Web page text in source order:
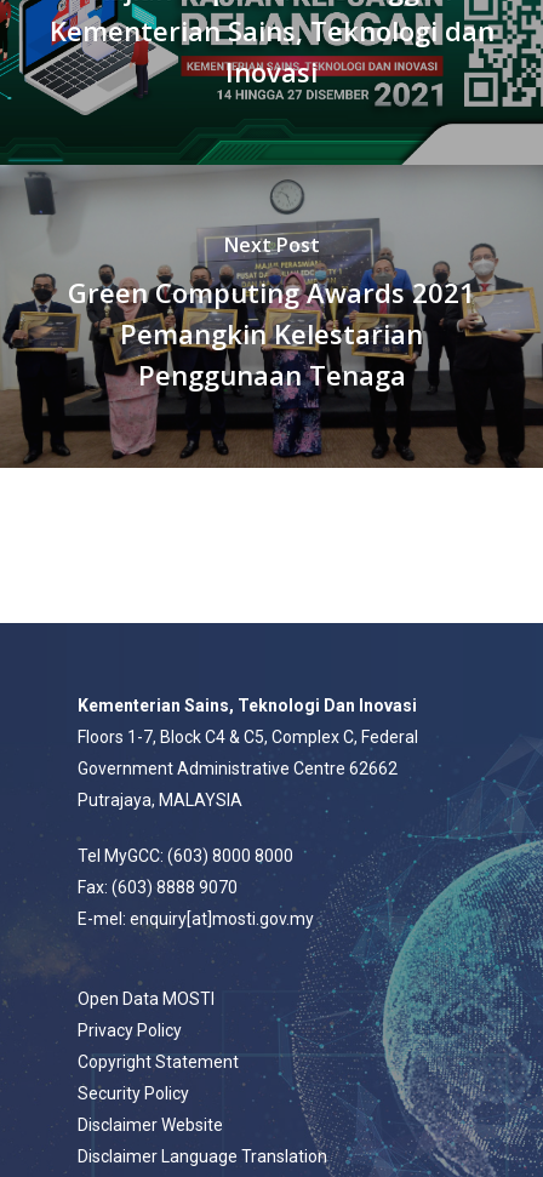
Kementerian Sains, Teknologi dan
Inovasi
Next Post
Green Computing Awards 2021
Pemangkin Kelestarian
Penggunaan Tenaga
Kementerian Sains, Teknologi Dan Inovasi
Floors 1-7, Block C4 & C5, Complex C, Federal
Government Administrative Centre 62662
Putrajaya, MALAYSIA
Tel MyGCC: (603) 8000 8000
Fax: (603) 8888 9070
E-mel: enquiry[at]mosti.gov.my
Open Data MOSTI
Privacy Policy
Copyright Statement
Security Policy
Disclaimer Website
Disclaimer Language Translation